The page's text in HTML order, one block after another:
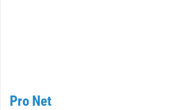
Pro Net